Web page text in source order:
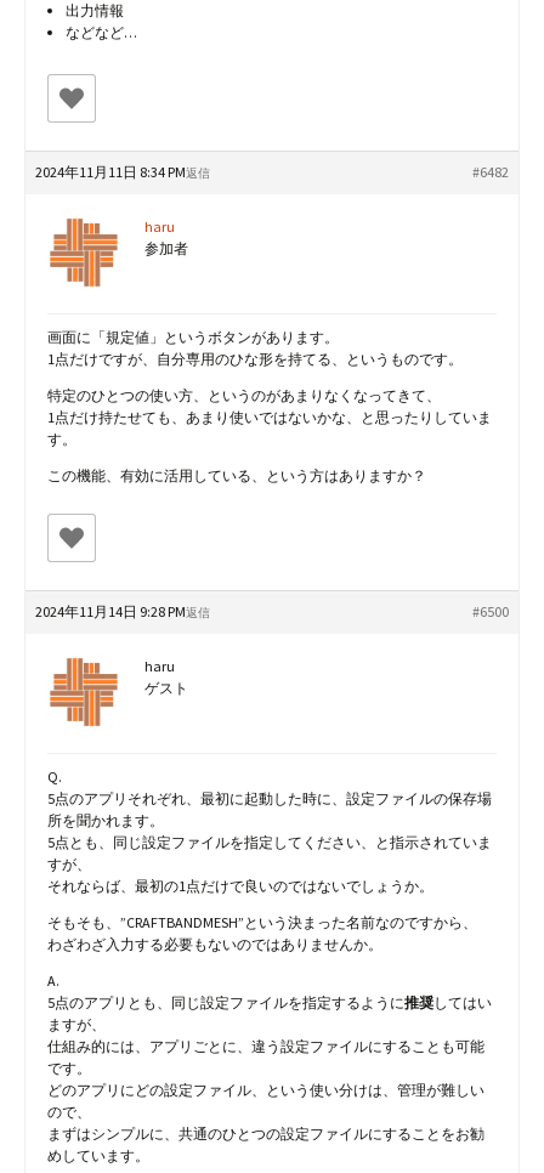
出力情報
などなど…
2024年11月11日 8:34 PM #6482
返信
haru
参加者
画面に「規定値」というボタンがあります。
1点だけですが、自分専用のひな形を持てる、というものです。
特定のひとつの使い方、というのがあまりなくなってきて、
1点だけ持たせても、あまり使いではないかな、と思ったりしていま
す。
この機能、有効に活用している、という方はありますか？
2024年11月14日 9:28 PM #6500
返信
haru
ゲスト
Q.
5点のアプリそれぞれ、最初に起動した時に、設定ファイルの保存場
所を聞かれます。
5点とも、同じ設定ファイルを指定してください、と指示されていま
すが、
それならば、最初の1点だけで良いのではないでしょうか。
そもそも、”CRAFTBANDMESH”という決まった名前なのですから、
わざわざ入力する必要もないのではありませんか。
A.
5点のアプリとも、同じ設定ファイルを指定するように推奨してはい
ますが、
仕組み的には、アプリごとに、違う設定ファイルにすることも可能
です。
どのアプリにどの設定ファイル、という使い分けは、管理が難しい
ので、
まずはシンプルに、共通のひとつの設定ファイルにすることをお勧
めしています。